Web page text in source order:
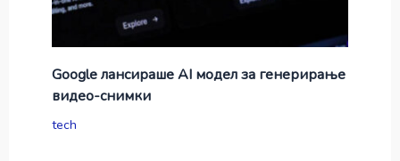
Google лансираше AI модел за генерирање
видео-снимки
tech